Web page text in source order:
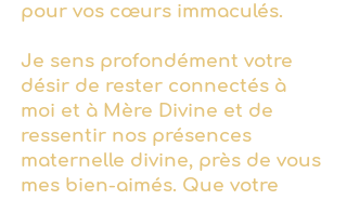
pour vos cœurs immaculés.
Je sens profondément votre
désir de rester connectés à
moi et à Mère Divine et de
ressentir nos présences
maternelle divine, près de vous
mes bien-aimés. Que votre